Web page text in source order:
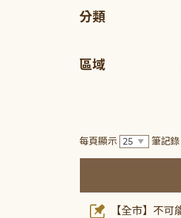
分類
區域
每頁顯示 筆記錄
【全市】不可